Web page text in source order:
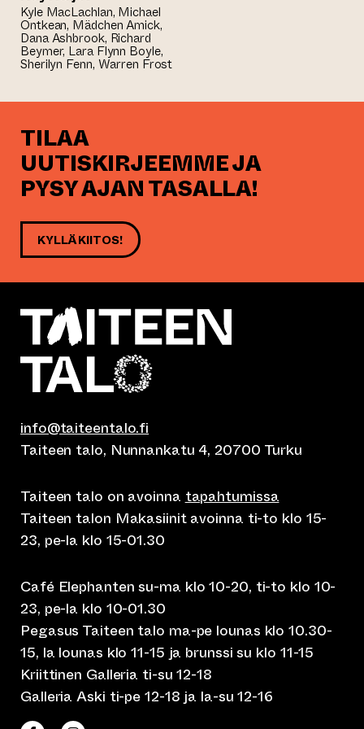
Kyle MacLachlan, Michael
Ontkean, Mädchen Amick,
Dana Ashbrook, Richard
Beymer, Lara Flynn Boyle,
Sherilyn Fenn, Warren Frost
TILAA
UUTISKIRJEEMME JA
PYSY AJAN TASALLA!
KYLLÄ KIITOS!
info@taiteentalo.fi
Taiteen talo, Nunnankatu 4, 20700 Turku
Taiteen talo on avoinnatapahtumissa
Taiteen talon Makasiinit avoinna ti-to klo 15-
23, pe-la klo 15-01.30
Café Elephanten su-ma klo 10-20, ti-to klo 10-
23, pe-la klo 10-01.30
Pegasus Taiteen talo ma-pe lounas klo 10.30-
15, la lounas klo 11-15 ja brunssi su klo 11-15
Kriittinen Galleria ti-su 12-18
Galleria Aski ti-pe 12-18 ja la-su 12-16